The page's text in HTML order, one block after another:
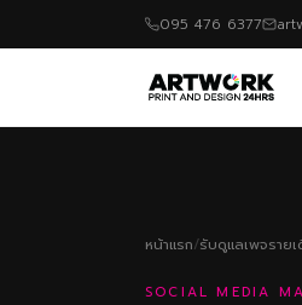
095 476 6377
หน้าแรก/รับดูแลเพจราย
SOCIAL MEDIA